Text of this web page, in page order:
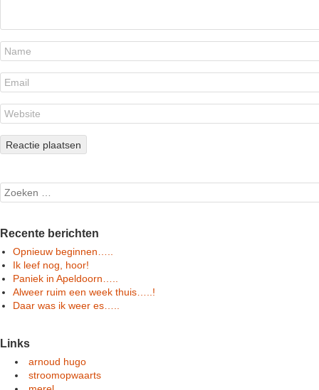
Search
Recente berichten
Opnieuw beginnen…..
Ik leef nog, hoor!
Paniek in Apeldoorn…..
Alweer ruim een week thuis…..!
Daar was ik weer es…..
Links
arnoud hugo
stroomopwaarts